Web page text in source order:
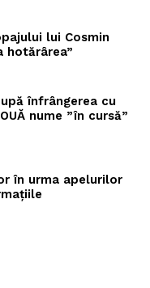
lui Cosmin
hotărârea”
înfrângerea cu
nume ”în cursă”
în urma apelurilor